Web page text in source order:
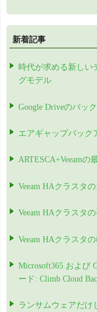
新着記事
時代が求める新しい
グモデル
Google Driveのバッ
エアギャップバック
ARTESCA+Veeamの
Veeam HAクラスタ
Veeam HAクラスタ
Veeam HAクラスタ
Microsoft365 および
ード: Climb Cloud
ランサムウェアだけ